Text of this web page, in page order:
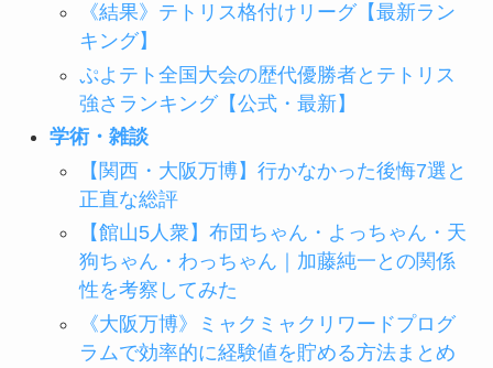
《結果》テトリス格付けリーグ【最新ラン
キング】
ぷよテト全国大会の歴代優勝者とテトリス
強さランキング【公式・最新】
学術・雑談
【関西・大阪万博】行かなかった後悔7選と
正直な総評
【館山5人衆】布団ちゃん・よっちゃん・天
狗ちゃん・わっちゃん｜加藤純一との関係
性を考察してみた
《大阪万博》ミャクミャクリワードプログ
ラムで効率的に経験値を貯める方法まとめ